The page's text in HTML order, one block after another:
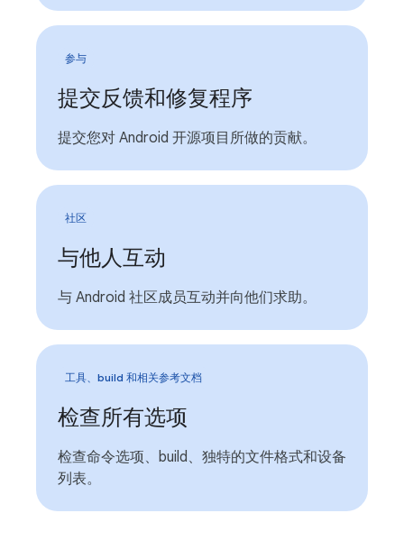
参与
提交反馈和修复程序
提交您对 Android 开源项目所做的贡献。
社区
与他人互动
与 Android 社区成员互动并向他们求助。
工具、build 和相关参考文档
检查所有选项
检查命令选项、build、独特的文件格式和设备
列表。